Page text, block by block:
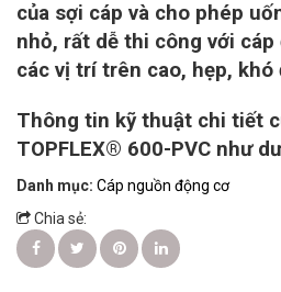
của sợi cáp và cho phép
nhỏ, rất dễ thi công với
các vị trí trên cao, hẹp,
Thông tin kỹ thuật chi tiết
TOPFLEX® 600-PVC như
Danh mục: Cáp nguồn động cơ
Chia sẻ: